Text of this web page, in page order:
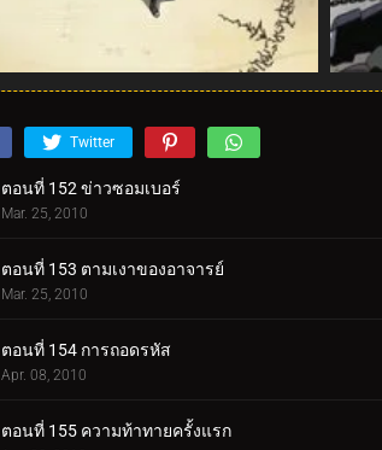
Twitter
ตอนที่ 152 ข่าวซอมเบอร์
Mar. 25, 2010
ตอนที่ 153 ตามเงาของอาจารย์
Mar. 25, 2010
ตอนที่ 154 การถอดรหัส
Apr. 08, 2010
ตอนที่ 155 ความท้าทายครั้งแรก